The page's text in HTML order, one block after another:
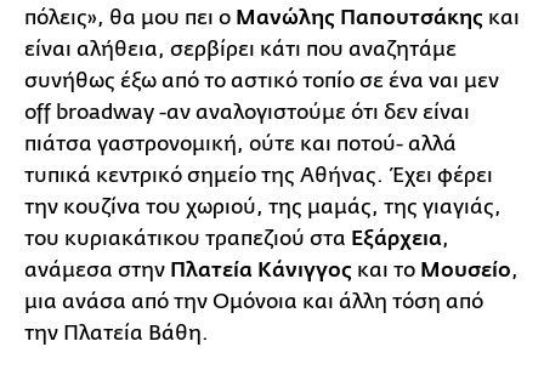
πόλεις», θα μου πει ο Μανώλης Παπουτσάκης και
είναι αλήθεια, σερβίρει κάτι που αναζητάμε
συνήθως έξω από το αστικό τοπίο σε ένα ναι μεν
off broadway -αν αναλογιστούμε ότι δεν είναι
πιάτσα γαστρονομική, ούτε και ποτού- αλλά
τυπικά κεντρικό σημείο της Αθήνας. Έχει φέρει
την κουζίνα του χωριού, της μαμάς, της γιαγιάς,
του κυριακάτικου τραπεζιού στα Εξάρχεια,
ανάμεσα στην Πλατεία Κάνιγγος και το Μουσείο,
μια ανάσα από την Ομόνοια και άλλη τόση από
την Πλατεία Βάθη.